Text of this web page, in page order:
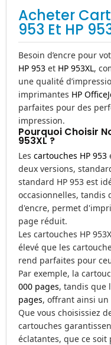
Acheter
953 Et HP
Besoin d’encre pour
HP 953 et HP 953XL,
une qualité
imprimantes HP
parfaites pour des
impression.
Pourquoi Choisir
953XL ?
Les cartouches HP 953
deux versions,
standard HP 953 est
occasionnelles, tandis
d'encre, permet
page réduit.
Les cartouches HP
élevé que les
rend parfaites pour
Par exemple, la
000 pages, tandis que
pages, offrant ainsi
Que vous choisissiez
cartouches
éclatantes, que ce soit